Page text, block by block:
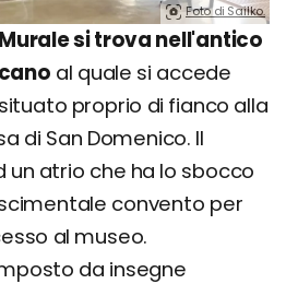
Foto di Sailko.
si trova nell'antico
al quale si accede
proprio di fianco alla
di San Domenico. Il
atrio che ha lo sbocco
convento per
al museo.
da insegne